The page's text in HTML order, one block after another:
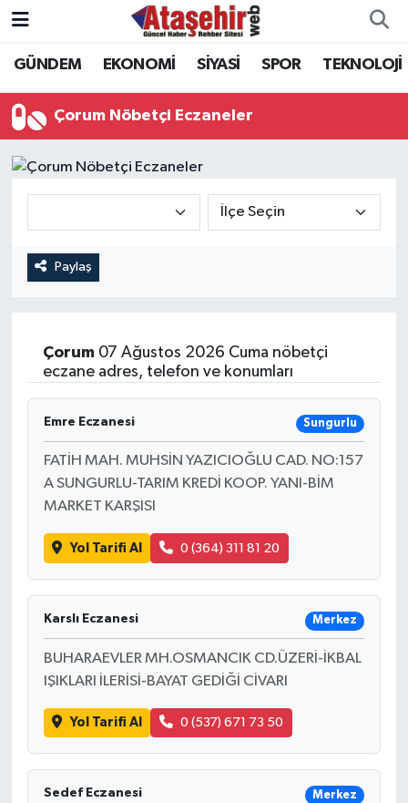
GÜNDEM EKONOMİ SİYASİ SPOR TEKNOLOJİ
Çorum Nöbetçi Eczaneler
Paylaş
Çorum07 Ağustos 2026 Cuma nöbetçi
eczane adres, telefon ve konumları
Emre Eczanesi Sungurlu
FATİH MAH. MUHSİN YAZICIOĞLU CAD. NO:157
A SUNGURLU-TARIM KREDİ KOOP. YANI-BİM
MARKET KARŞISI
Yol Tarifi Al 0 (364) 311 81 20
Karslı Eczanesi Merkez
BUHARAEVLER MH.OSMANCIK CD.ÜZERİ-İKBAL
IŞIKLARI İLERİSİ-BAYAT GEDİĞİ CİVARI
Yol Tarifi Al 0 (537) 671 73 50
Sedef Eczanesi Merkez
Hava Durumu
Trafik Durumu
Süper Lig Puan Durumu ve Fikstür
Son Dakika Haberleri